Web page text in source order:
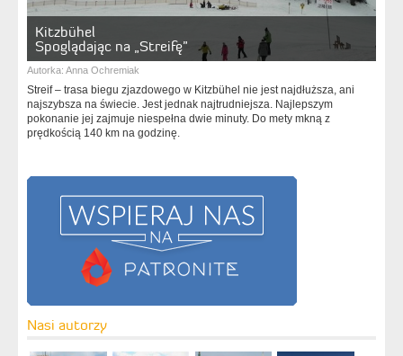
Kitzbühel
Spoglądając na „Streifę”
Autorka: Anna Ochremiak
Streif – trasa biegu zjazdowego w Kitzbühel nie jest najdłuższa, ani
najszybsza na świecie. Jest jednak najtrudniejsza. Najlepszym
pokonanie jej zajmuje niespełna dwie minuty. Do mety mkną z
prędkością 140 km na godzinę.
Nasi autorzy